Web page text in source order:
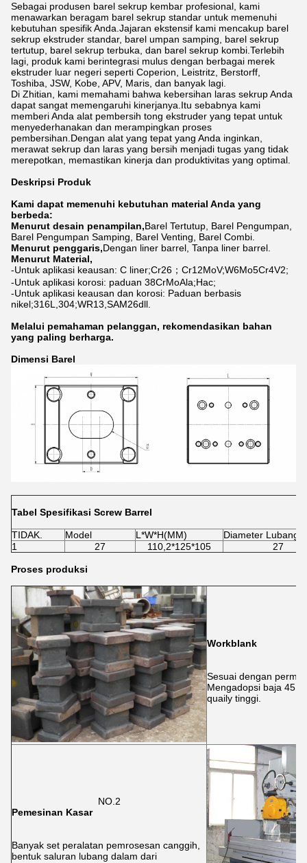
Sebagai produsen barel sekrup kembar profesional, kami
menawarkan beragam barel sekrup standar untuk memenuhi
kebutuhan spesifik Anda.Jajaran ekstensif kami mencakup barel
sekrup ekstruder standar, barel umpan samping, barel sekrup
tertutup, barel sekrup terbuka, dan barel sekrup kombi.Terlebih
lagi, produk kami berintegrasi mulus dengan berbagai merek
ekstruder luar negeri seperti Coperion, Leistritz, Berstorff,
Toshiba, JSW, Kobe, APV, Maris, dan banyak lagi.
Di Zhitian, kami memahami bahwa kebersihan laras sekrup Anda
dapat sangat memengaruhi kinerjanya.Itu sebabnya kami
memberi Anda alat pembersih tong ekstruder yang tepat untuk
menyederhanakan dan merampingkan proses
pembersihan.Dengan alat yang tepat yang Anda inginkan,
merawat sekrup dan laras yang bersih menjadi tugas yang tidak
merepotkan, memastikan kinerja dan produktivitas yang optimal.
Deskripsi Produk
Kami dapat memenuhi kebutuhan material Anda yang
berbeda:
Menurut desain penampilan,Barel Tertutup, Barel Pengumpan,
Barel Pengumpan Samping, Barel Venting, Barel Combi.
Menurut penggaris,Dengan liner barrel, Tanpa liner barrel.
Menurut Material,
-Untuk aplikasi keausan: C liner;Cr26；Cr12MoV;W6Mo5Cr4V2;
-Untuk aplikasi korosi: paduan 38CrMoAla;Hac;
-Untuk aplikasi keausan dan korosi: Paduan berbasis
nikel;316L,304;WR13,SAM26dll.
Melalui pemahaman pelanggan, rekomendasikan bahan
yang paling berharga.
Dimensi Barel
Tabel Spesifikasi Screw Barrel
TIDAK. Model L*W*H(MM)
Diameter Lubang/
1
27 110,2*125*105 27
Proses produksi
Workblank
Sesuai dengan
Mengadopsi baja 45
quaily tinggi.
NO.2
Pemesinan Kasar
Banyak set peralatan pemrosesan canggih,
bentuk saluran lubang dalam dari